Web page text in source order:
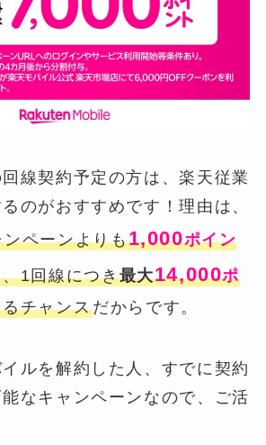
線契約予定の方は、楽天従業
のがおすすめです！理由は、
ペーンよりも1,000ポイン
1回線につき最大14,000ポ
チャンスだからです。
ルを解約した人、すでに契約
なキャンペーンなので、ご活